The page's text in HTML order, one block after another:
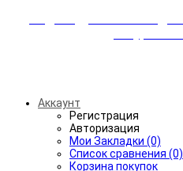
Аккаунт
Регистрация
Авторизация
Мои Закладки (0)
Список сравнения (0)
Корзина покупок